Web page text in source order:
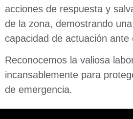
acciones de respuesta y
de la zona, demostrando
capacidad de actuación ante
Reconocemos la valiosa
incansablemente para
de emergencia.